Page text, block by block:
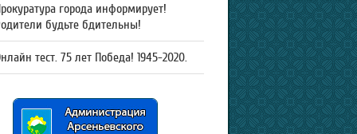
города информирует!
будьте бдительны!
тест. 75 лет Победа! 1945-2020.